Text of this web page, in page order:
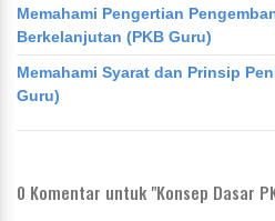
Memahami Pengertian
Berkelanjutan (PKB Guru)
Memahami Syarat dan Prinsip
Guru)
0 Komentar untuk "Konsep Dasar